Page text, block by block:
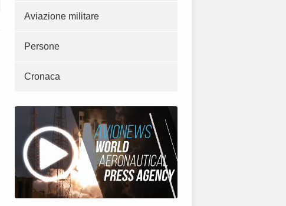
Aviazione militare
Persone
Cronaca